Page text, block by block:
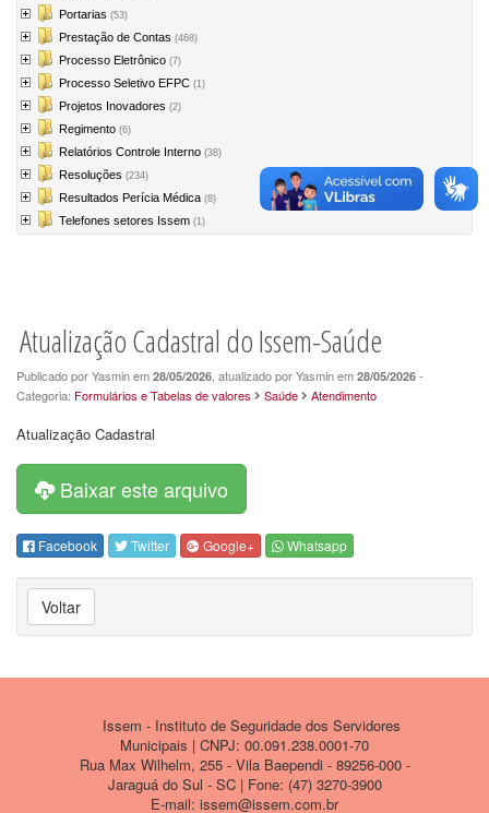
Portarias (53)
Prestação de Contas (468)
Processo Eletrônico (7)
Processo Seletivo EFPC (1)
Projetos Inovadores (2)
Regimento (6)
Relatórios Controle Interno (38)
Resoluções (234)
Resultados Perícia Médica (8)
Telefones setores Issem (1)
Atualização Cadastral do Issem-Saúde
Publicado por Yasmin em 28/05/2026 , atualizado por Yasmin em 28/05/2026 -
Categoria: Formulários e Tabelas de valores Saúde Atendimento
Atualização Cadastral
Baixar este arquivo
Facebook Twitter Google+ Whatsapp
Voltar
Issem - Instituto de Seguridade dos Servidores
Municipais | CNPJ: 00.091.238.0001-70
Rua Max Wilhelm, 255 - Vila Baependi - 89256-000 -
Jaraguá do Sul - SC | Fone: (47) 3270-3900
E-mail: issem@issem.com.br